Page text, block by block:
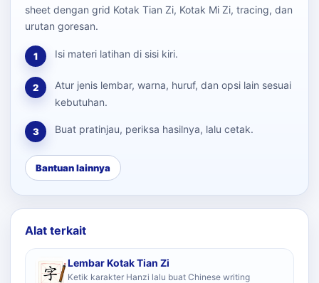
sheet dengan grid Kotak Tian Zi, Kotak Mi Zi, tracing, dan
urutan goresan.
1 Isi materi latihan di sisi kiri.
2
Atur jenis lembar, warna, huruf, dan opsi lain sesuai
kebutuhan.
3 Buat pratinjau, periksa hasilnya, lalu cetak.
Bantuan lainnya
Alat terkait
Lembar Kotak Tian Zi
Ketik karakter Hanzi lalu buat Chinese writing